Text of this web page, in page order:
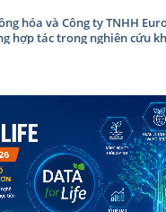
hóa và Công ty TNHH